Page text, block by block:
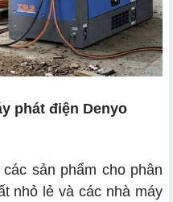
phát điện Denyo
sản phẩm cho phân
nhỏ lẻ và các nhà máy